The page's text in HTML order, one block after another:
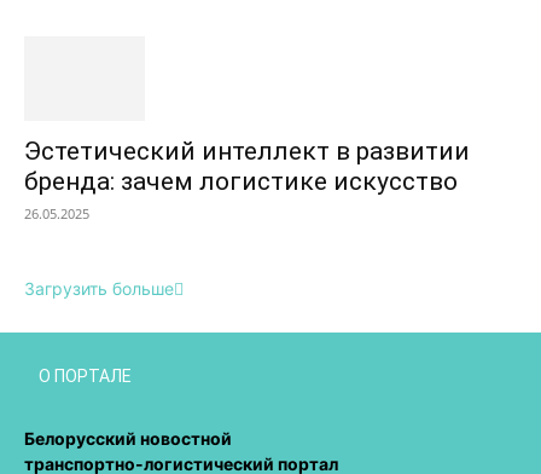
Эстетический интеллект в развитии
бренда: зачем логистике искусство
26.05.2025
Загрузить больше
О ПОРТАЛЕ
Белорусский новостной
транспортно-логистический портал